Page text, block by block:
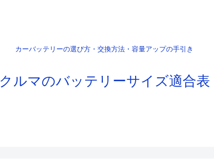
カーバッテリーの選び方・交換方法・容量アップの手引き
クルマのバッテリーサイズ適合表